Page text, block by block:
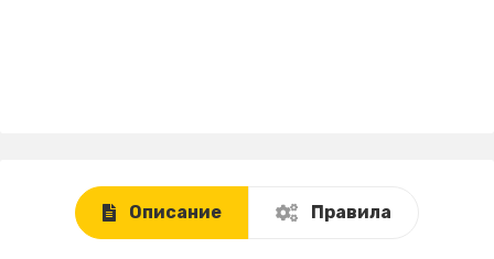
Описание Правила